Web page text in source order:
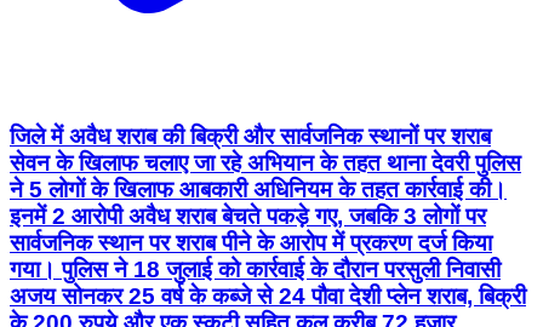
जिले में अवैध शराब की बिक्री और सार्वजनिक स्थानों पर शराब
सेवन के खिलाफ चलाए जा रहे अभियान के तहत थाना देवरी पुलिस
ने 5 लोगों के खिलाफ आबकारी अधिनियम के तहत कार्रवाई की।
इनमें 2 आरोपी अवैध शराब बेचते पकड़े गए, जबकि 3 लोगों पर
सार्वजनिक स्थान पर शराब पीने के आरोप में प्रकरण दर्ज किया
गया। पुलिस ने 18 जुलाई को कार्रवाई के दौरान परसुली निवासी
अजय सोनकर 25 वर्ष के कब्जे से 24 पौवा देशी प्लेन शराब, बिक्री